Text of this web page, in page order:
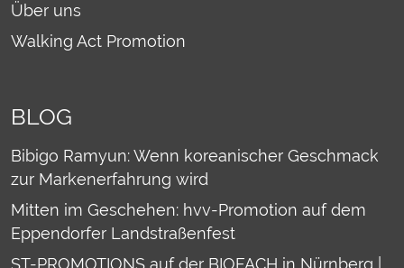
Über uns
Walking Act Promotion
BLOG
Bibigo Ramyun: Wenn koreanischer Geschmack
zur Markenerfahrung wird
Mitten im Geschehen: hvv-Promotion auf dem
Eppendorfer Landstraßenfest
ST-PROMOTIONS auf der BIOFACH in Nürnberg |